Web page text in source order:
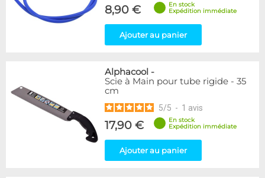
8,90 €
En stock
Expédition immédiate
Ajouter au panier
Alphacool -
Scie à Main pour tube rigide - 35
cm
5/5 - 1 avis
17,90 €
En stock
Expédition immédiate
Ajouter au panier